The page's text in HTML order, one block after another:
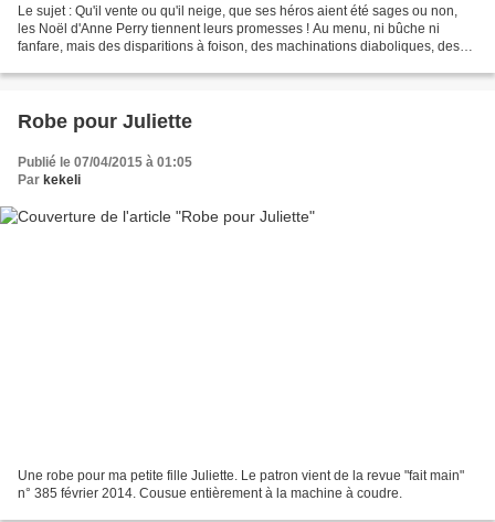
Le sujet : Qu'il vente ou qu'il neige, que ses héros aient été sages ou non,
les Noël d'Anne Perry tiennent leurs promesses ! Au menu, ni bûche ni
fanfare, mais des disparitions à foison, des machinations diaboliques, des
Robe pour Juliette
Publié le 07/04/2015 à 01:05
Par kekeli
Une robe pour ma petite fille Juliette. Le patron vient de la revue "fait main"
n° 385 février 2014. Cousue entièrement à la machine à coudre.